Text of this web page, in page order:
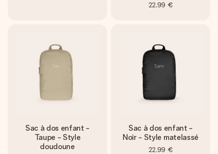
22,99 €
Sac à dos enfant -
Taupe - Style
doudoune
Sac à dos enfant -
Noir - Style matelassé
22,99 €